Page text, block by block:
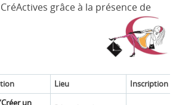
grâce à la présence de
Lieu Inscription
un